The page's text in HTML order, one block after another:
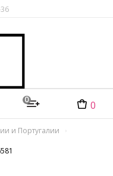
0 0
и Португалии